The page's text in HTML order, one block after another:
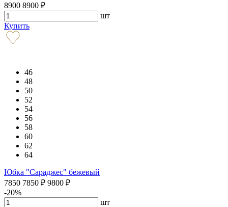
8900 8900 ₽
шт
Купить
46
48
50
52
54
56
58
60
62
64
Юбка "Сараджес" бежевый
7850 7850 ₽ 9800 ₽
-20%
шт